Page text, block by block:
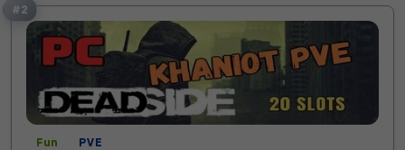
#2
Fun PVE